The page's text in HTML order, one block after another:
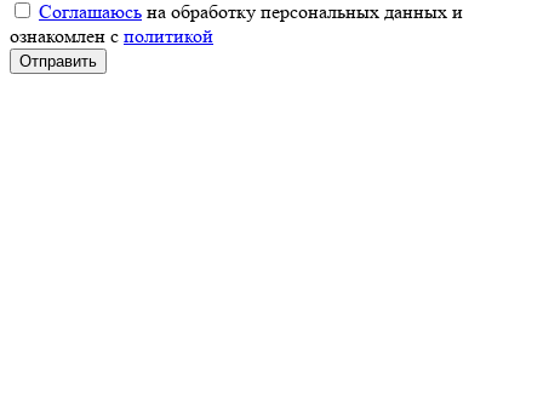
Соглашаюсь на обработку персональных данных и
ознакомлен с политикой